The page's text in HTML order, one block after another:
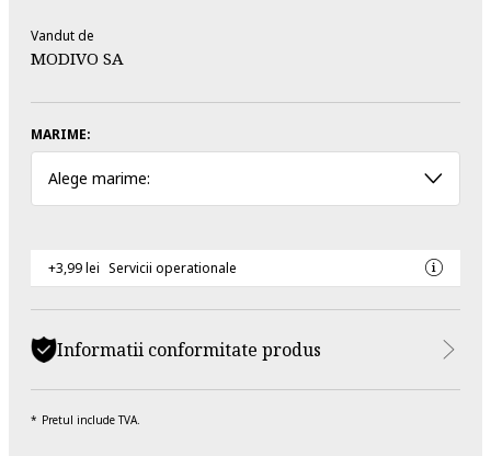
Vandut de
MODIVO SA
MARIME:
Alege marime:
+3,99 lei Servicii operationale
Informatii conformitate produs
Pretul include TVA.